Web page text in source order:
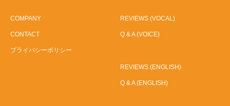
COMPANY
CONTACT
プライバシーポリシー
REVIEWS (VOCAL)
Q & A (VOICE)
REVIEWS (ENGLISH)
Q & A (ENGLISH)